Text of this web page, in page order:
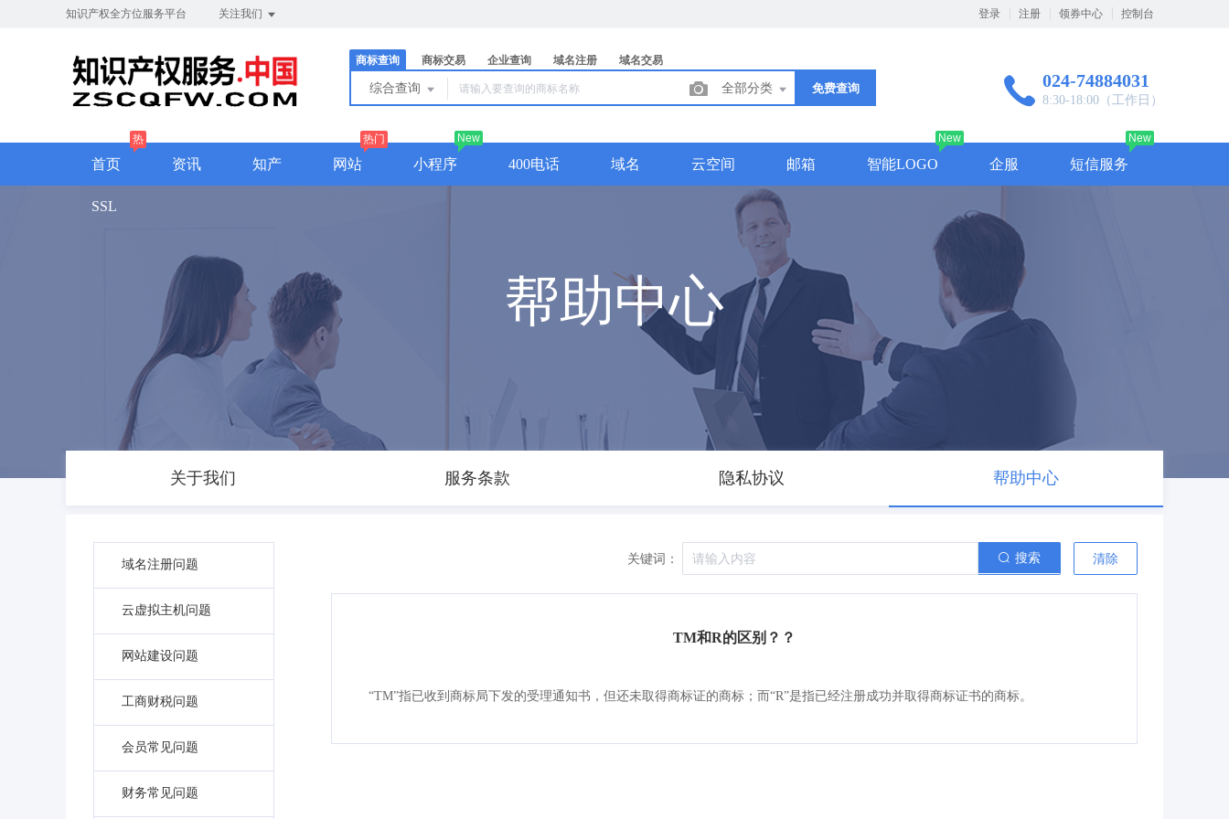
知识产权全方位服务平台 关注我们 登录 注册 领券中心 控制台
商标查询 商标交易 企业查询 域名注册 域名交易
综合查询 全部分类 免费查询 024-74884031
8:30-18:00（工作日）
首页
热
资讯 知产 网站
热门
小程序
New
400电话 域名 云空间 邮箱 智能LOGO
New
企服 短信服务
New
SSL
帮助中心
关于我们 服务条款 隐私协议 帮助中心
域名注册问题
云虚拟主机问题
网站建设问题
工商财税问题
会员常见问题
财务常见问题
关键词： 搜索 清除
TM和R的区别？？
“TM”指已收到商标局下发的受理通知书，但还未取得商标证的商标；而“R”是指已经注册成功并取得商标证书的商标。